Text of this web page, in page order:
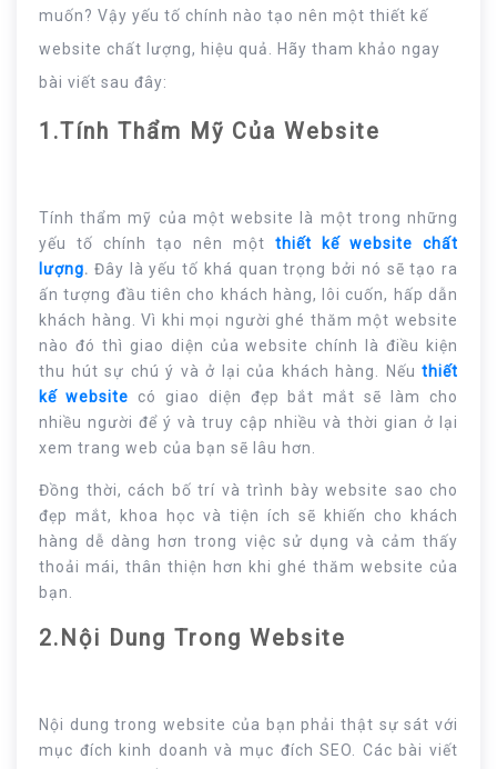
muốn? Vậy yếu tố chính nào tạo nên một thiết kế
website chất lượng, hiệu quả. Hãy tham khảo ngay
bài viết sau đây:
1.Tính Thẩm Mỹ Của Website
Tính thẩm mỹ của một website là một trong những
yếu tố chính tạo nên một thiết kế website chất
lượng. Đây là yếu tố khá quan trọng bởi nó sẽ tạo ra
ấn tượng đầu tiên cho khách hàng, lôi cuốn, hấp dẫn
khách hàng. Vì khi mọi người ghé thăm một website
nào đó thì giao diện của website chính là điều kiện
thu hút sự chú ý và ở lại của khách hàng. Nếu thiết
kế website có giao diện đẹp bắt mắt sẽ làm cho
nhiều người để ý và truy cập nhiều và thời gian ở lại
xem trang web của bạn sẽ lâu hơn.
Đồng thời, cách bố trí và trình bày website sao cho
đẹp mắt, khoa học và tiện ích sẽ khiến cho khách
hàng dễ dàng hơn trong việc sử dụng và cảm thấy
thoải mái, thân thiện hơn khi ghé thăm website của
bạn.
2.Nội Dung Trong Website
Nội dung trong website của bạn phải thật sự sát với
mục đích kinh doanh và mục đích SEO. Các bài viết